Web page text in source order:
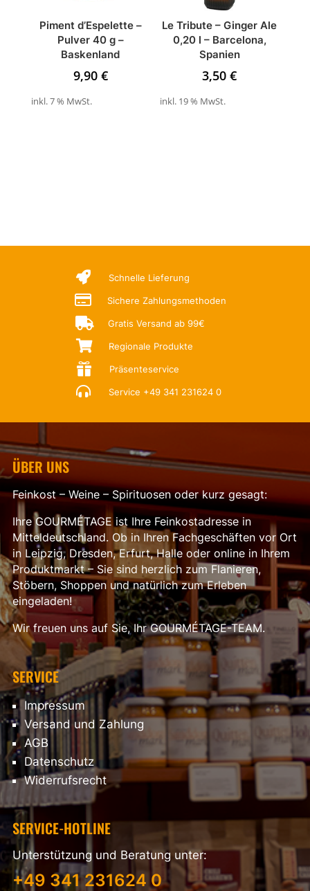
Piment d’Espelette –
Pulver 40 g –
Baskenland
9,90 €
inkl. 7 % MwSt.
Le Tribute – Ginger Ale
0,20 l – Barcelona,
Spanien
3,50€
inkl. 19 % MwSt.
 Schnelle Lieferung
 Sichere Zahlungsmethoden
 Gratis Versand ab 99€
 Regionale Produkte
 Präsenteservice
 Service +49 341 231624 0
ÜBER UNS
Feinkost – Weine – Spirituosen oder kurz gesagt:
Ihre GOURMÉTAGE ist Ihre Feinkostadresse in
Mitteldeutschland. Ob in Ihren Fachgeschäften vor Ort
in Leipzig, Dresden, Erfurt, Halle oder online in Ihrem
Produktmarkt – Sie sind herzlich zum Flanieren,
Stöbern, Shoppen und natürlich zum Erleben
eingeladen!
Wir freuen uns auf Sie, Ihr GOURMÉTAGE-TEAM.
SERVICE
Impressum
Versand und Zahlung
AGB
Datenschutz
Widerrufsrecht
SERVICE-HOTLINE
Unterstützung und Beratung unter:
+49 341 231624 0